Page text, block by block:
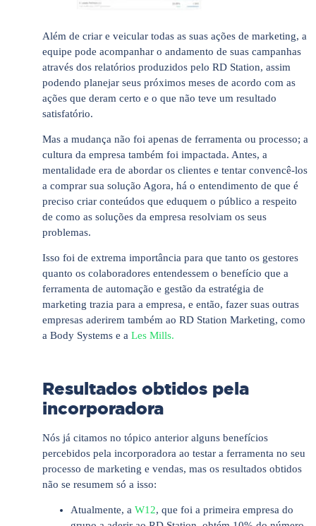
Além de criar e veicular todas as suas ações de marketing, a
equipe pode acompanhar o andamento de suas campanhas
através dos relatórios produzidos pelo RD Station, assim
podendo planejar seus próximos meses de acordo com as
ações que deram certo e o que não teve um resultado
satisfatório.
Mas a mudança não foi apenas de ferramenta ou processo; a
cultura da empresa também foi impactada. Antes, a
mentalidade era de abordar os clientes e tentar convencê-los
a comprar sua solução Agora, há o entendimento de que é
preciso criar conteúdos que eduquem o público a respeito
de como as soluções da empresa resolviam os seus
problemas.
Isso foi de extrema importância para que tanto os gestores
quanto os colaboradores entendessem o benefício que a
ferramenta de automação e gestão da estratégia de
marketing trazia para a empresa, e então, fazer suas outras
empresas aderirem também ao RD Station Marketing, como
a Body Systems e a Les Mills.
Resultados obtidos pela
incorporadora
Nós já citamos no tópico anterior alguns benefícios
percebidos pela incorporadora ao testar a ferramenta no seu
processo de marketing e vendas, mas os resultados obtidos
não se resumem só a isso:
Atualmente, a W12, que foi a primeira empresa do